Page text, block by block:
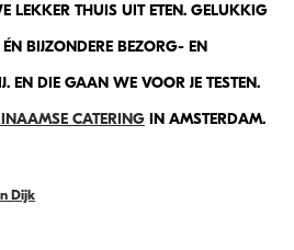
LEKKER THUIS UIT ETEN. GELUKKIG
BIJZONDERE BEZORG- EN
EN DIE GAAN WE VOOR JE TESTEN.
CATERINGIN AMSTERDAM.
Dijk